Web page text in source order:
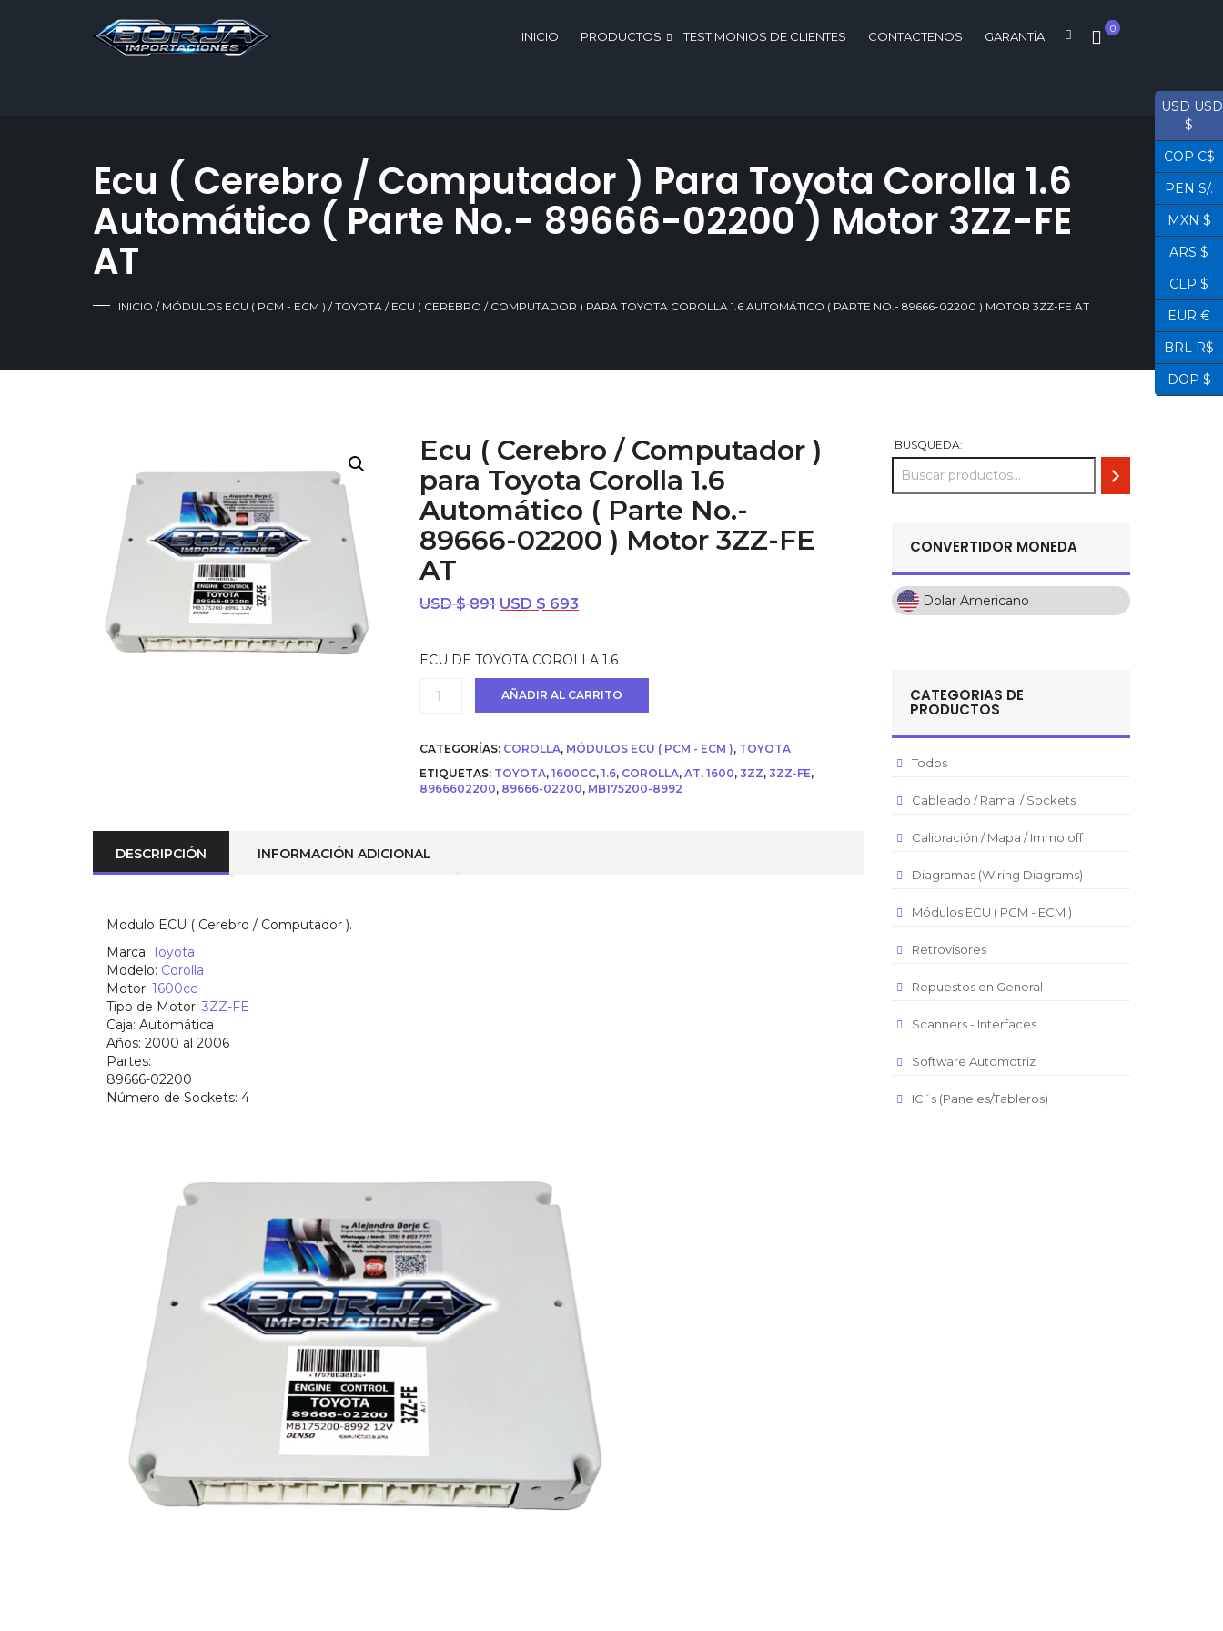
0
INICIO PRODUCTOS TESTIMONIOS DE CLIENTES CONTACTENOS GARANTÍA
Ecu ( Cerebro / Computador ) Para Toyota Corolla 1.6
Automático ( Parte No.- 89666-02200 ) Motor 3ZZ-FE
AT
INICIO / MÓDULOS ECU ( PCM - ECM ) /TOYOTA / ECU ( CEREBRO / COMPUTADOR ) PARA TOYOTA COROLLA 1.6 AUTOMÁTICO ( PARTE NO.- 89666-02200 ) MOTOR 3ZZ-FE AT
Ecu ( Cerebro / Computador )
para Toyota Corolla 1.6
Automático ( Parte No.-
89666-02200 ) Motor 3ZZ-FE
AT
USD $891 El
era:
USD
$ 891.
USD $ 693
es:
USD
$ 693.
ECU DE TOYOTA COROLLA 1.6
Ecu
/
Computador
)
para
Automático
AÑADIR AL CARRITO
CATEGORÍAS: COROLLA, MÓDULOS ECU ( PCM - ECM ), TOYOTA
ETIQUETAS: TOYOTA, 1600CC, 1.6, COROLLA, AT, 1600, 3ZZ, 3ZZ-FE,
8966602200, 89666-02200, MB175200-8992
DESCRIPCIÓN INFORMACIÓN ADICIONAL
Modulo ECU ( Cerebro / Computador ).
Marca: Toyota
Modelo: Corolla
Motor: 1600cc
Tipo de Motor: 3ZZ-FE
Caja: Automática
Años: 2000 al 2006
Partes:
89666-02200
Número de Sockets: 4
BUSQUEDA:
CONVERTIDOR MONEDA
Dolar Americano
Dolar Americano
Pesos Mexicanos
Peso Chileno
CATEGORIAS DE
PRODUCTOS
Todos
Cableado / Ramal / Sockets
Calibración / Mapa / Immo off
Diagramas (Wiring Diagrams)
Módulos ECU ( PCM - ECM )
Retrovisores
Repuestos en General
Scanners - Interfaces
Software Automotriz
IC´s (Paneles/Tableros)
USD USD
$
COP C$
PEN S/.
MXN $
ARS $
CLP $
EUR €
BRL R$
DOP $